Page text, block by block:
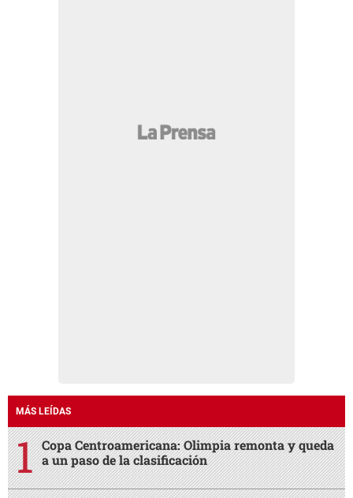
MÁS LEÍDAS
Copa Centroamericana: Olimpia remonta y queda
a un paso de la clasificación